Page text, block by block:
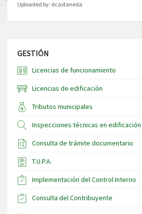
Uploaded by: dcastaneda
GESTIÓN
Licencias de funcionamiento
Licencias de edificación
Tributos municipales
Inspecciones técnicas en edificación
Consulta de trámite documentario
T.U.P.A.
Implementación del Control Interno
Consulta del Contribuyente